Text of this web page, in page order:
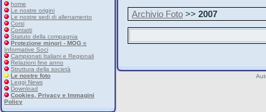
home
Le nostre origini
Le nostre sedi di allenamento
Corsi
Contatti
Statuto della compagnia
Protezione minori - MOG e
Informative Soci
Campionati Italiani e Regionali
Relazioni fine anno
Struttura della società
Le nostre foto
Leggi News
Download
Cookies, Privacy e Immagini
Policy
Archivio Foto >> 2007